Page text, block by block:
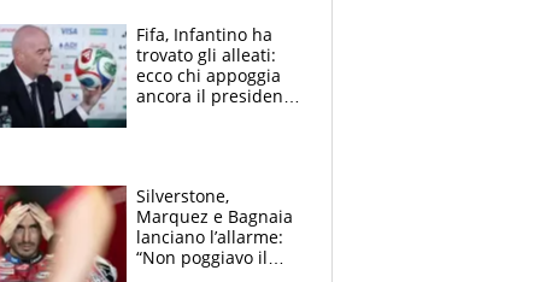
Fifa, Infantino ha
trovato gli alleati:
ecco chi appoggia
ancora il presidente
Silverstone,
Marquez e Bagnaia
lanciano l’allarme:
“Non poggiavo il